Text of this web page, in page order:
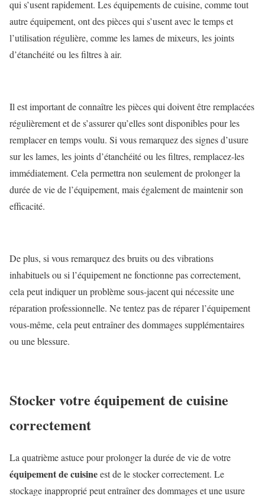
qui s’usent rapidement. Les équipements de cuisine, comme tout
autre équipement, ont des pièces qui s’usent avec le temps et
l’utilisation régulière, comme les lames de mixeurs, les joints
d’étanchéité ou les filtres à air.
Il est important de connaître les pièces qui doivent être remplacées
régulièrement et de s’assurer qu’elles sont disponibles pour les
remplacer en temps voulu. Si vous remarquez des signes d’usure
sur les lames, les joints d’étanchéité ou les filtres, remplacez-les
immédiatement. Cela permettra non seulement de prolonger la
durée de vie de l’équipement, mais également de maintenir son
efficacité.
De plus, si vous remarquez des bruits ou des vibrations
inhabituels ou si l’équipement ne fonctionne pas correctement,
cela peut indiquer un problème sous-jacent qui nécessite une
réparation professionnelle. Ne tentez pas de réparer l’équipement
vous-même, cela peut entraîner des dommages supplémentaires
ou une blessure.
Stocker votre équipement de cuisine
correctement
La quatrième astuce pour prolonger la durée de vie de votre
équipement de cuisineest de le stocker correctement. Le
stockage inapproprié peut entraîner des dommages et une usure